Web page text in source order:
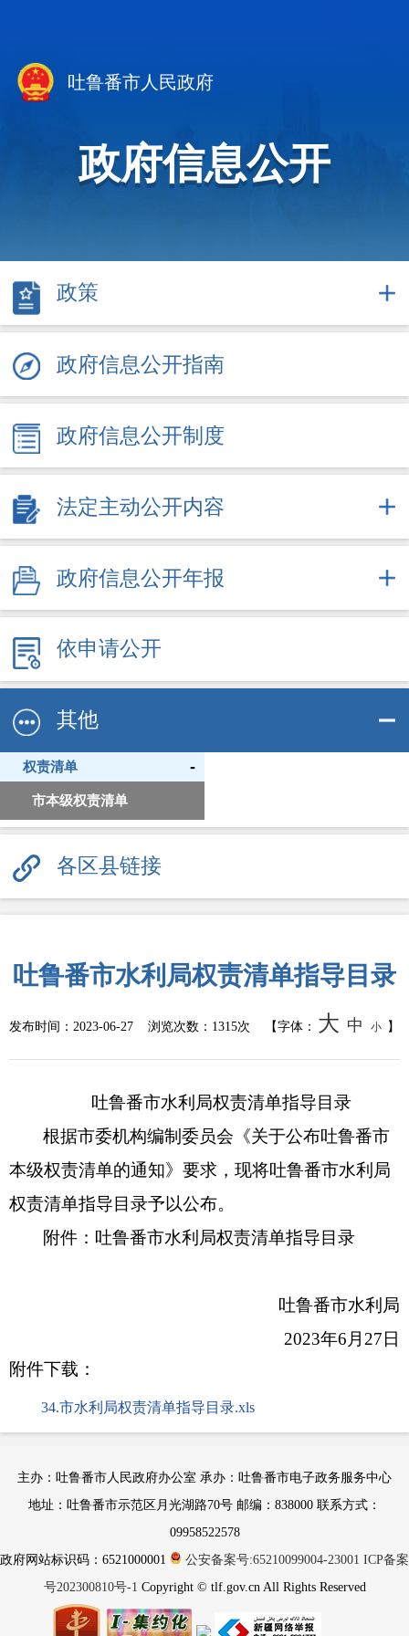
吐鲁番市人民政府
政府信息公开
政策
政府信息公开指南
政府信息公开制度
法定主动公开内容
政府信息公开年报
依申请公开
其他
权责清单 -
市本级权责清单
各区县链接
吐鲁番市水利局权责清单指导目录
发布时间： 2023-06-27 浏览次数： 1315次 【字体： 大 中 小 】
吐鲁番市水利局权责清单指导目录
根据市委机构编制委员会《关于公布吐鲁番市
本级权责清单的通知》要求，现将吐鲁番市水利局
权责清单指导目录予以公布。
附件：吐鲁番市水利局权责清单指导目录
吐鲁番市水利局
2023年6月27日
附件下载：
34.市水利局权责清单指导目录.xls
主办：吐鲁番市人民政府办公室 承办：吐鲁番市电子政务服务中心
地址：吐鲁番市示范区月光湖路70号 邮编：838000 联系方式：
09958522578
政府网站标识码：6521000001
公安备案号:65210099004-23001 ICP备案
号202300810号-1 Copyright © tlf.gov.cn All Rights Reserved